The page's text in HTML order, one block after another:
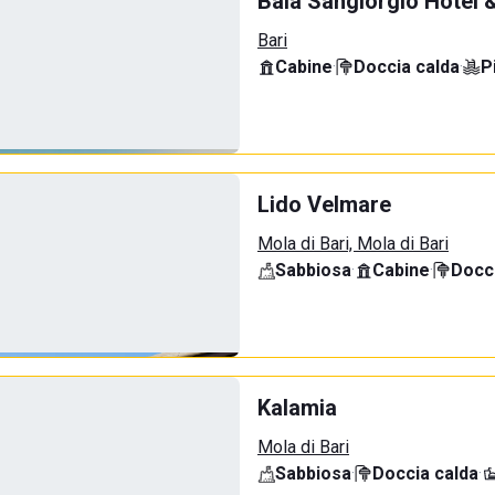
Bari
Cabine· Doccia calda·
Lido Velmare
Mola di Bari, Mola di Bari
Sabbiosa· Cabine·
Kalamia
Mola di Bari
Sabbiosa· Doccia calda·